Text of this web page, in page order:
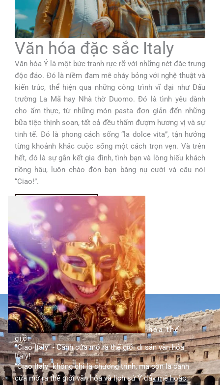
Văn hóa đặc sắc Italy
Văn hóa Ý là một bức tranh rực rỡ với những nét đặc trưng
độc đáo. Đó là niềm đam mê cháy bỏng với nghệ thuật và
kiến trúc, thể hiện qua những công trình vĩ đại như Đấu
trường La Mã hay Nhà thờ Duomo. Đó là tình yêu dành
cho ẩm thực, từ những món pasta đơn giản đến những
bữa tiệc thịnh soạn, tất cả đều thấm đượm hương vị và sự
tinh tế. Đó là phong cách sống “la dolce vita”, tận hưởng
từng khoảnh khắc cuộc sống một cách trọn vẹn. Và trên
hết, đó là sự gắn kết gia đình, tình bạn và lòng hiếu khách
nồng hậu, luôn chào đón bạn bằng nụ cười và câu nói
“Ciao!”.
TÌM HIỂU THÊM
hành trình khám phá di sản văn hóa thế
giới
"Ciao Italy" - Cánh cửa mở ra thế giới di sản văn hóa
Italy!
“Ciao Italy” không chỉ là chương trình, mà còn là cánh
cửa mở ra thế giới văn hóa và lịch sử Ý đầy mê hoặc.